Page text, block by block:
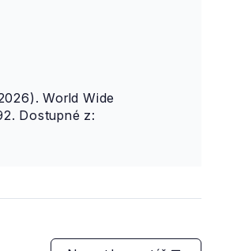
World Wide
Dostupné z: